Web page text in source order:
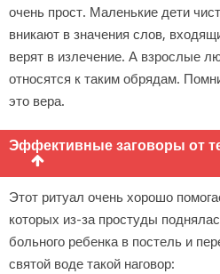
очень прост. Маленькие дети
вникают в значения слов,
верят в излечение. А взрослые
относятся к таким обрядам.
это вера.
Эффективные заговоры от
Этот ритуал очень хорошо
которых из-за простуды
больного ребенка в постель и
святой воде такой наговор: